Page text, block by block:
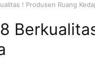
! Produsen Ruang